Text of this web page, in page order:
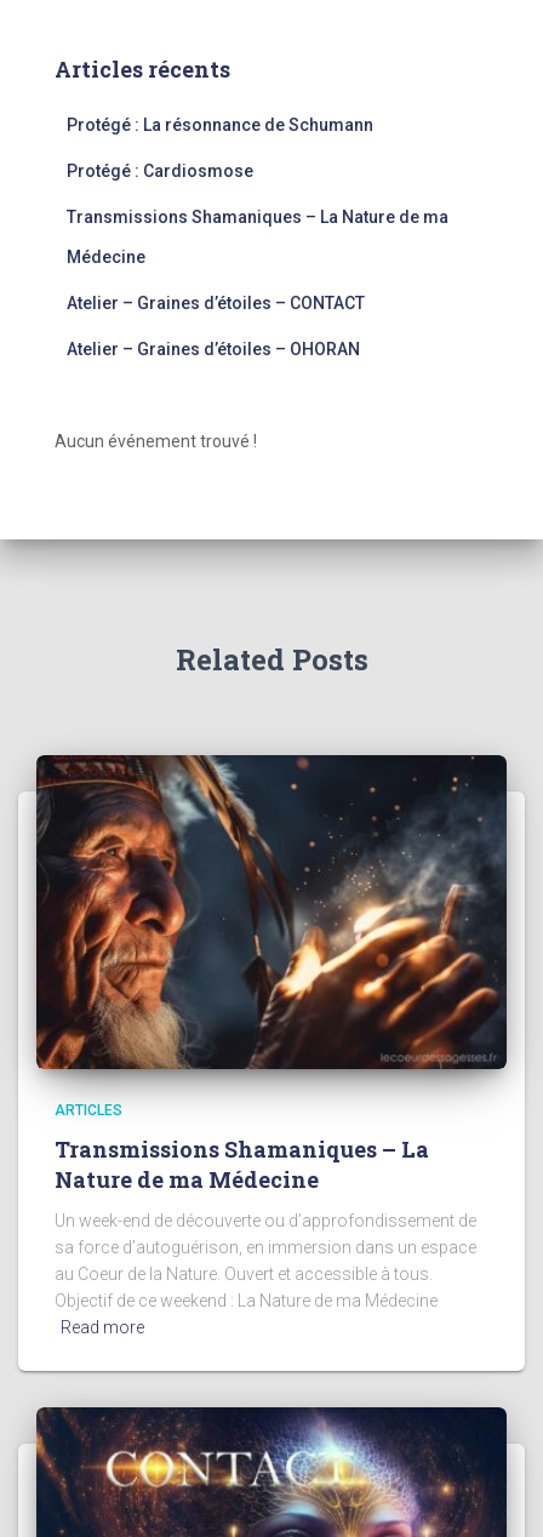
Articles récents
Protégé : La résonnance de Schumann
Protégé : Cardiosmose
Transmissions Shamaniques – La Nature de ma
Médecine
Atelier – Graines d’étoiles – CONTACT
Atelier – Graines d’étoiles – OHORAN
Aucun événement trouvé !
Related Posts
ARTICLES
Transmissions Shamaniques – La
Nature de ma Médecine
Un week-end de découverte ou d’approfondissement de
sa force d’autoguérison, en immersion dans un espace
au Coeur de la Nature. Ouvert et accessible à tous.
Objectif de ce weekend : La Nature de ma Médecine
Read more